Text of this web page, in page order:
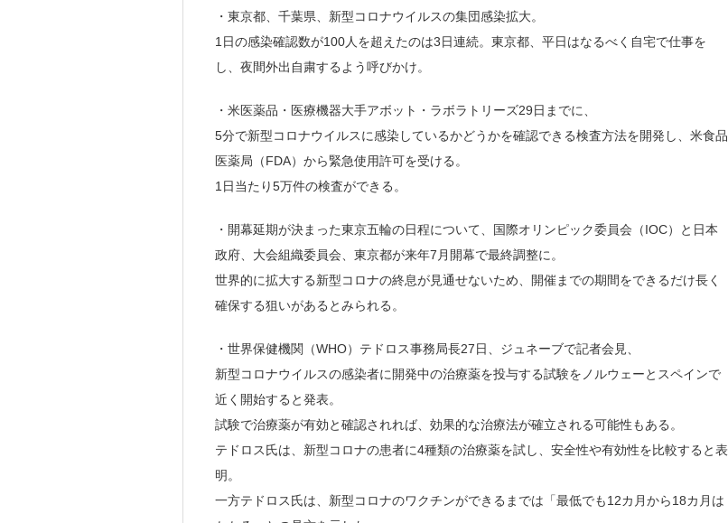
・東京都、千葉県、新型コロナウイルスの集団感染拡大。
1日の感染確認数が100人を超えたのは3日連続。東京都、平日はなるべく自宅で仕事を
し、夜間外出自粛するよう呼びかけ。
・米医薬品・医療機器大手アボット・ラボラトリーズ29日までに、
5分で新型コロナウイルスに感染しているかどうかを確認できる検査方法を開発し、米食品
医薬局（FDA）から緊急使用許可を受ける。
1日当たり5万件の検査ができる。
・開幕延期が決まった東京五輪の日程について、国際オリンピック委員会（IOC）と日本
政府、大会組織委員会、東京都が来年7月開幕で最終調整に。
世界的に拡大する新型コロナの終息が見通せないため、開催までの期間をできるだけ長く
確保する狙いがあるとみられる。
・世界保健機関（WHO）テドロス事務局長27日、ジュネーブで記者会見、
新型コロナウイルスの感染者に開発中の治療薬を投与する試験をノルウェーとスペインで
近く開始すると発表。
試験で治療薬が有効と確認されれば、効果的な治療法が確立される可能性もある。
テドロス氏は、新型コロナの患者に4種類の治療薬を試し、安全性や有効性を比較すると表
明。
一方テドロス氏は、新型コロナのワクチンができるまでは「最低でも12カ月から18カ月は